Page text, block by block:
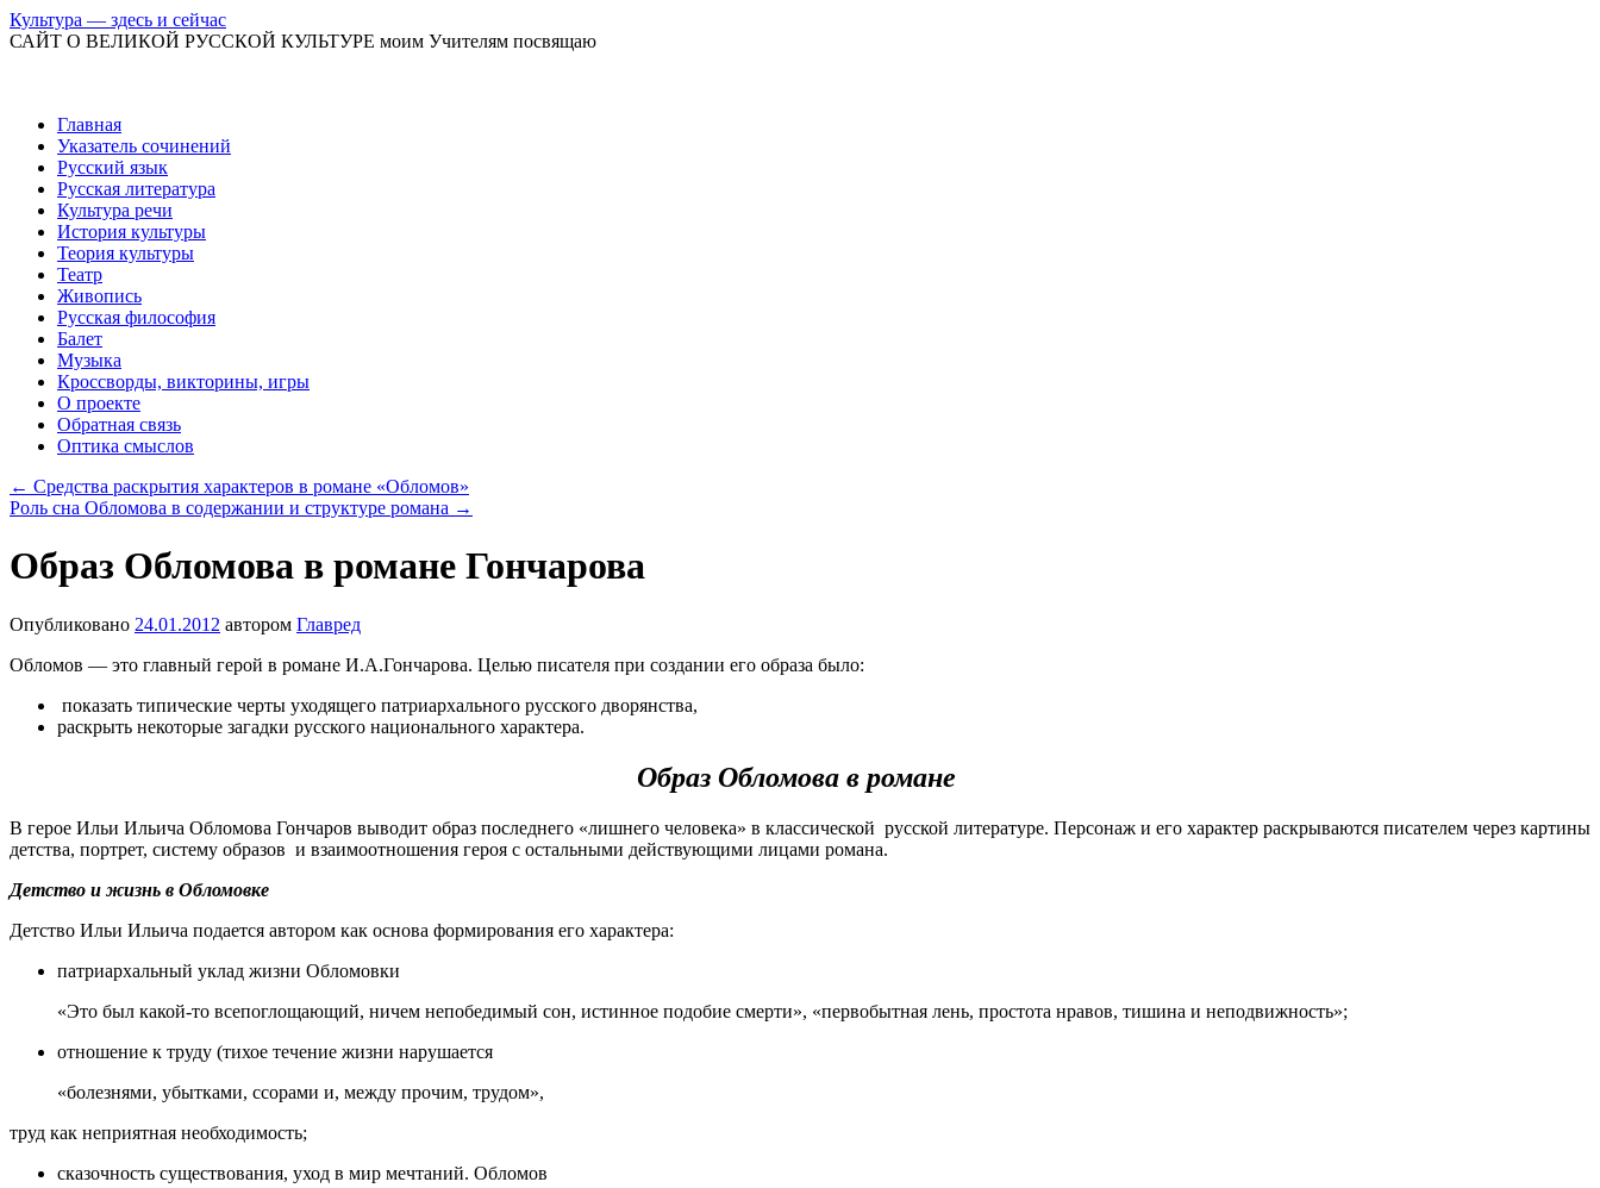
Культура — здесь и сейчас
САЙТ О ВЕЛИКОЙ РУССКОЙ КУЛЬТУРЕ моим Учителям посвящаю
Перейти
содержимому
Главная
Указатель сочинений
Русский язык
Русская литература
Культура речи
История культуры
Теория культуры
Театр
Живопись
Русская философия
Балет
Музыка
Кроссворды, викторины, игры
О проекте
Обратная связь
Оптика смыслов
← Средства раскрытия характеров в романе «Обломов»
Роль сна Обломова в содержании и структуре романа →
Образ Обломова в романе Гончарова
Опубликовано 24.01.2012 автором Главред
Обломов — это главный герой в романе И.А.Гончарова. Целью писателя при создании его образа было:
показать типические черты уходящего патриархального русского дворянства,
раскрыть некоторые загадки русского национального характера.
Образ Обломова в романе
В герое Ильи Ильича Обломова Гончаров выводит образ последнего «лишнего человека» в классической русской литературе. Персонаж и его характер раскрываются писателем через картины
детства, портрет, систему образов и взаимоотношения героя с остальными действующими лицами романа.
Детство и жизнь в Обломовке
Детство Ильи Ильича подается автором как основа формирования его характера:
патриархальный уклад жизни Обломовки
«Это был какой-то всепоглощающий, ничем непобедимый сон, истинное подобие смерти», «первобытная лень, простота нравов, тишина и неподвижность»;
отношение к труду (тихое течение жизни нарушается
«болезнями, убытками, ссорами и, между прочим, трудом»,
труд как неприятная необходимость;
сказочность существования, уход в мир мечтаний. Обломов